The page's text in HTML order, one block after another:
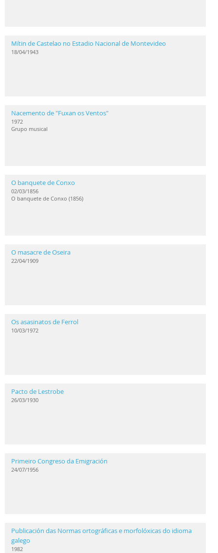
Mítin de Castelao no Estadio Nacional de Montevideo
18/04/1943
Nacemento de "Fuxan os Ventos"
1972
Grupo musical
O banquete de Conxo
02/03/1856
O banquete de Conxo (1856)
O masacre de Oseira
22/04/1909
Os asasinatos de Ferrol
10/03/1972
Pacto de Lestrobe
26/03/1930
Primeiro Congreso da Emigración
24/07/1956
Publicación das Normas ortográficas e morfolóxicas do idioma
galego
1982